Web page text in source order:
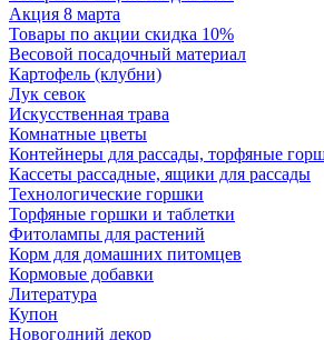
Акция 8 марта
Товары по акции скидка 10%
Весовой посадочный материал
Картофель (клубни)
Лук севок
Искусственная трава
Комнатные цветы
Контейнеры для рассады, торфяные
Кассеты рассадные, ящики для рассады
Технологические горшки
Торфяные горшки и таблетки
Фитолампы для растений
Корм для домашних питомцев
Кормовые добавки
Литература
Купон
Новогодний декор